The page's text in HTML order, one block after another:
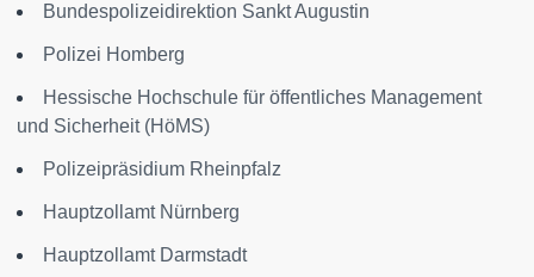
Bundespolizeidirektion Sankt Augustin
Polizei Homberg
Hessische Hochschule für öffentliches Management
und Sicherheit (HöMS)
Polizeipräsidium Rheinpfalz
Hauptzollamt Nürnberg
Hauptzollamt Darmstadt